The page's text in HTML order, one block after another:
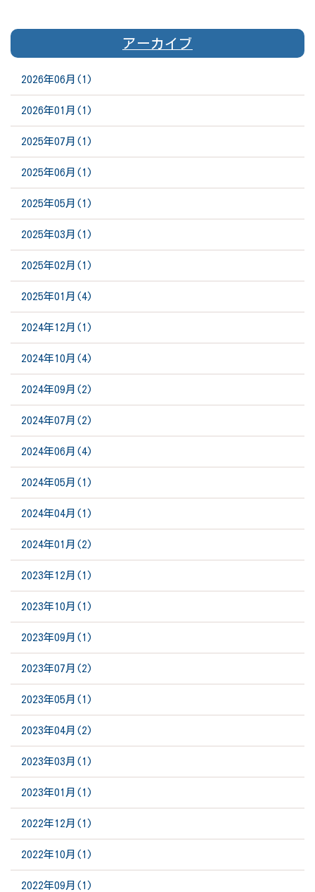
アーカイブ
2026年06月(1)
2026年01月(1)
2025年07月(1)
2025年06月(1)
2025年05月(1)
2025年03月(1)
2025年02月(1)
2025年01月(4)
2024年12月(1)
2024年10月(4)
2024年09月(2)
2024年07月(2)
2024年06月(4)
2024年05月(1)
2024年04月(1)
2024年01月(2)
2023年12月(1)
2023年10月(1)
2023年09月(1)
2023年07月(2)
2023年05月(1)
2023年04月(2)
2023年03月(1)
2023年01月(1)
2022年12月(1)
2022年10月(1)
2022年09月(1)